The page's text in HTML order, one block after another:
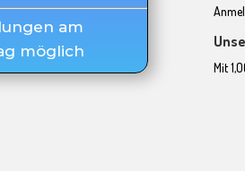
am
möglich
Mit